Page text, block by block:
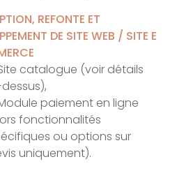
REFONTE ET
DE SITE WEB / SITE E
catalogue (voir détails
paiement en ligne
fonctionnalités
ou options sur
uniquement).